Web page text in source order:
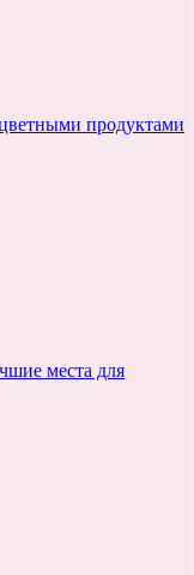
продуктами
места для